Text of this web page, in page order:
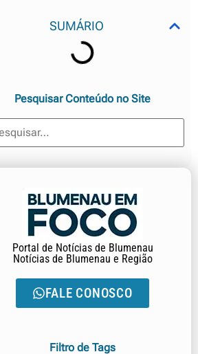
SUMÁRIO
Pesquisar Conteúdo no Site
Portal de Notícias de Blumenau
Notícias de Blumenau e Região
FALE CONOSCO
Filtro de Tags